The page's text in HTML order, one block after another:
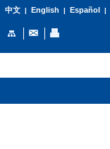
中文| English | Español |